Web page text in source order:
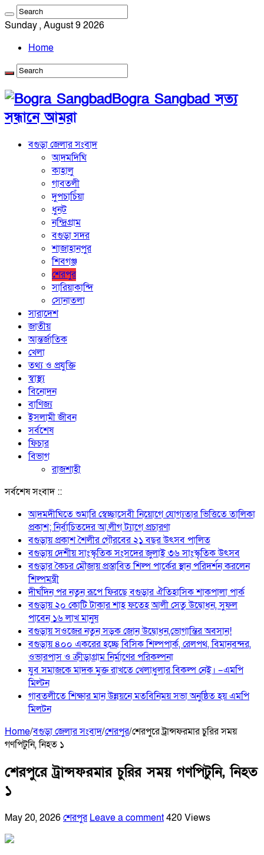
Sunday , August 9 2026
Home
Bogra Sangbad সত্য
সন্ধানে আমরা
বগুড়া জেলার সংবাদ
আদমদিঘি
কাহালু
গাবতলী
দুপচাচিঁয়া
ধুনট
নন্দ্রিগ্রাম
বগুড়া সদর
শাজাহানপুর
শিবগঞ্জ
শেরপুর
সারিয়াকান্দি
সোনাতলা
সারাদেশ
জাতীয়
আন্তর্জাতিক
খেলা
তথ্য ও প্রযুক্তি
স্বাস্থ্য
বিনোদন
বাণিজ্য
ইসলামী জীবন
সর্বশেষ
ফিচার
বিভাগ
রাজশাহী
সর্বশেষ সংবাদ ::
আদমদীঘিতে শুমারি স্বেচ্ছাসেবী নিয়োগে যোগ্যতার ভিত্তিতে তালিকা
প্রকাশ; নির্বাচিতদের আ.লীগ ট্যাগে প্রচারণা
বগুড়ায় প্রকাশ শৈলীর গৌরবের ২১ বছর উৎসব পা‌লিত
বগুড়ায় দেশীয় সাংস্কৃতিক সংসদের জুলাই ৩৬ সাংস্কৃতিক উৎসব
বগুড়ার কৈচর মৌজায় প্রস্তাবিত শিল্প পার্কের স্থান পরিদর্শন করলেন
শিল্পমন্ত্রী
দীর্ঘদিন পর নতুন রূপে ফিরছে বগুড়ার ঐতিহাসিক শাকপালা পার্ক
বগুড়ায় ২০ কোটি টাকার শাহ ফতেহ আলী সেতু উদ্বোধন, সুফল
পাবেন ১৬ লাখ মানুষ
বগুড়ায় সওজের নতুন সড়ক জোন উদ্বোধন,ভোগান্তির অবসান!
বগুড়ায় ৪০০ একরের হচ্ছে বিসিক শিল্পপার্ক, রেলপথ, বিমানবন্দর,
ওভারপাস ও ক্রীড়াগ্রাম নির্মাণের পরিকল্পনা
যুব সমাজকে মাদক মুক্ত রাখতে খেলাধুলার বিকল্প নেই। –এমপি
মিল্টন
‎গাবতলীতে শিক্ষার মান উন্নয়নে ‎মতবিনিময় সভা অনুষ্ঠিত হয় ‎এমপি
মিলটন
Home/বগুড়া জেলার সংবাদ/শেরপুর/শেরপুরে ট্রান্সফরমার চুরির সময়
গণপিটুনি, নিহত ১
শেরপুরে ট্রান্সফরমার চুরির সময় গণপিটুনি, নিহত
১
May 20, 2026শেরপুর Leave a comment420 Views